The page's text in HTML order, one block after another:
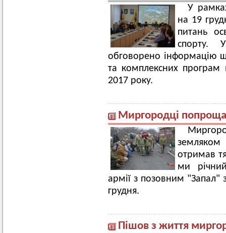
У
на 19
питань
спорту.
обговорено інформацію
та комплексних
2017 року.
Миргородці
отримав
ми
армії з позовним "Запал"
грудня.
Пішов з життя